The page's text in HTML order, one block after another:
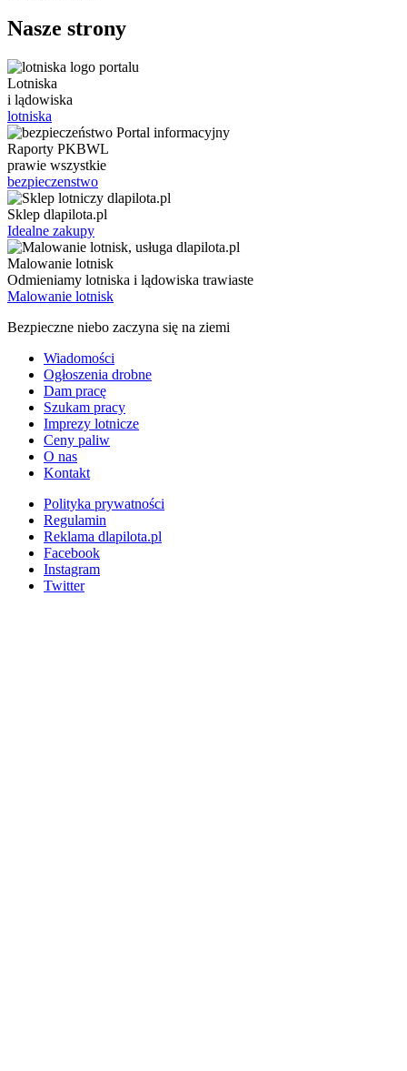
Nasze strony
Lotniska
i lądowiska
lotniska
Raporty PKBWL
prawie wszystkie
bezpieczenstwo
Sklep dlapilota.pl
Idealne zakupy
Malowanie lotnisk
Odmieniamy lotniska i lądowiska trawiaste
Malowanie lotnisk
Bezpieczne niebo zaczyna się na ziemi
Wiadomości
Ogłoszenia drobne
Dam pracę
Szukam pracy
Imprezy lotnicze
Ceny paliw
O nas
Kontakt
Polityka prywatności
Regulamin
Reklama dlapilota.pl
Facebook
Instagram
Twitter